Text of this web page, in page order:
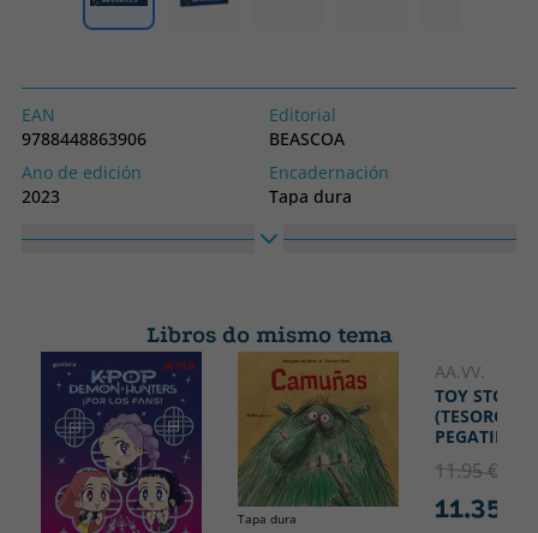
EAN
9788448863906
Editorial
BEASCOA
Ano de edición
2023
Encadernación
Tapa dura
Colección
Libros do mismo tema
Tapa dura
AA.VV.
TOY STORY
(TESORO DE
PEGATINAS)
11.95 €
11.35 €